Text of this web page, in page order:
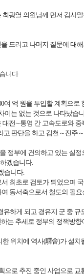
광열 의원님께 먼저 감사
드리고 나머지 질문에 대
니다.
억 원을 투입할 계획으
이는 없는 것으로 나타났습
전∼통영 간 고속도로와
판단을 하고 김천～진주
정부에 건의하고 있는 실
겠습니다.
습니다.
최초로 검토가 되었으며
동서축으로서 철도의 필
하게 되고 경유지 군 중
는 추세로 정부의 정책방
위치에 역사(驛舍)가 설
로 추진 중인 사업으로